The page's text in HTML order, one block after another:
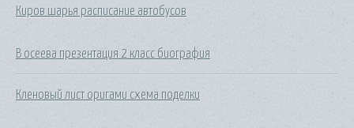
Киров шарья расписание автобусов
В осеева презентация 2 класс биография
Кленовый лист оригами схема поделки